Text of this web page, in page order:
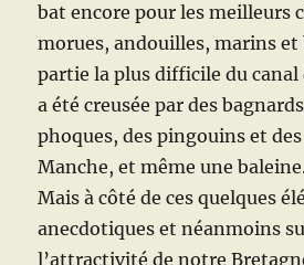
bat encore pour les meilleurs
morues, andouilles, marins et
partie la plus difficile du canal
a été creusée par des
phoques, des pingouins et
Manche, et même une
Mais à côté de ces quelques
anecdotiques et néanmoins
l’attractivité de notre